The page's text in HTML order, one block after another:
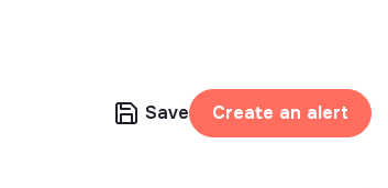
Save Create an alert